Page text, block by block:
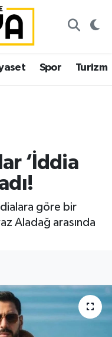
Spor Turizm
‘İddia
göre bir
Aladağ arasında